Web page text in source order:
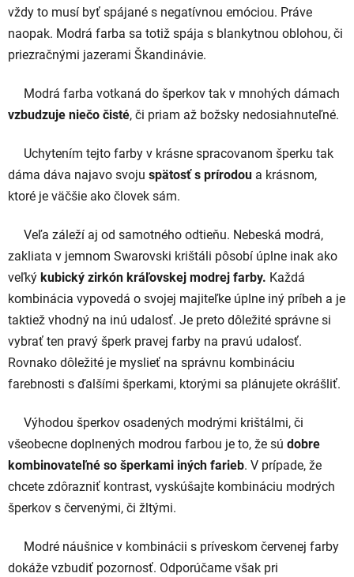
vždy to musí byť spájané s negatívnou emóciou. Práve
naopak. Modrá farba sa totiž spája s blankytnou oblohou, či
priezračnými jazerami Škandinávie.
Modrá farba votkaná do šperkov tak v mnohých dámach
vzbudzuje niečo čisté, či priam až božsky nedosiahnuteľné.
Uchytením tejto farby v krásne spracovanom šperku tak
dáma dáva najavo svoju spätosť s prírodou a krásnom,
ktoré je väčšie ako človek sám.
Veľa záleží aj od samotného odtieňu. Nebeská modrá,
zakliata v jemnom Swarovski krištáli pôsobí úplne inak ako
veľký kubický zirkón kráľovskej modrej farby. Každá
kombinácia vypovedá o svojej majiteľke úplne iný príbeh a je
taktiež vhodný na inú udalosť. Je preto dôležité správne si
vybrať ten pravý šperk pravej farby na pravú udalosť.
Rovnako dôležité je myslieť na správnu kombináciu
farebnosti s ďalšími šperkami, ktorými sa plánujete okrášliť.
Výhodou šperkov osadených modrými krištálmi, či
všeobecne doplnených modrou farbou je to, že sú dobre
kombinovateľné so šperkami iných farieb. V prípade, že
chcete zdôrazniť kontrast, vyskúšajte kombináciu modrých
šperkov s červenými, či žltými.
Modré náušnice v kombinácii s príveskom červenej farby
dokáže vzbudiť pozornosť. Odporúčame však pri